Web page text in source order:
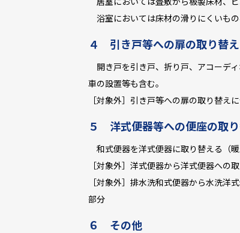
浴室においては床材の滑りにくいも
４ 引き戸等への扉の取り替え
開き戸を引き戸、折り戸、アコーデ
車の設置等も含む。
［対象外］引き戸等への扉の取り替え
５ 洋式便器等への便座の取
和式便器を洋式便器に取り替える（
［対象外］洋式便器から洋式便器への
［対象外］排水洗和式便器から水洗
部分
６ その他